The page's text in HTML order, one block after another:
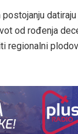
od rođenja